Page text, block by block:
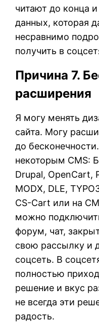
читают до конца
данных, которая
несравнимо
получить в
Причина 7.
расширения
Я могу менять
сайта. Могу
до
некоторым CMS:
Drupal, OpenCart,
MODX, DLE,
CS-Cart или на
можно
форум, чат,
свою рассылку и
соцсеть. В
полностью
решение и вкус
не всегда эти
радость.